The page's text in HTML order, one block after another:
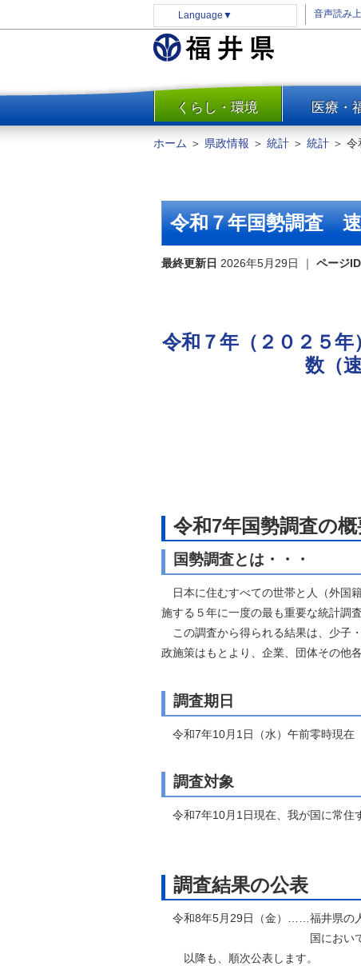
Language ▼ 音声読み
一覧
くらし・環境 医療・
防災
水道・エネルギー
住まい・土地
環境問題・廃棄物対策・リサ
イクル
河川・砂防・港湾
ホーム ＞ 県政情報 ＞ 統計 ＞ 統計 ＞ 令
令和７年国勢調査
最終更新日 2026年5月29日 ｜ ページID
令和７年（２０２５
数（
令和7年国勢調査の概
国勢調査とは・・・
日本に住むすべての世帯と人（外国
施する５年に一度の最も重要な統計調査
この調査から得られる結果は、少子
政施策はもとより、企業、団体その他
調査期日
令和7年10月1日（水）午前零時現在
調査対象
令和7年10月1日現在、我が国に常住
調査結果の公表
令和8年5月29日（金）……福井県の人
国において「令和７年国
以降も、順次公表します。